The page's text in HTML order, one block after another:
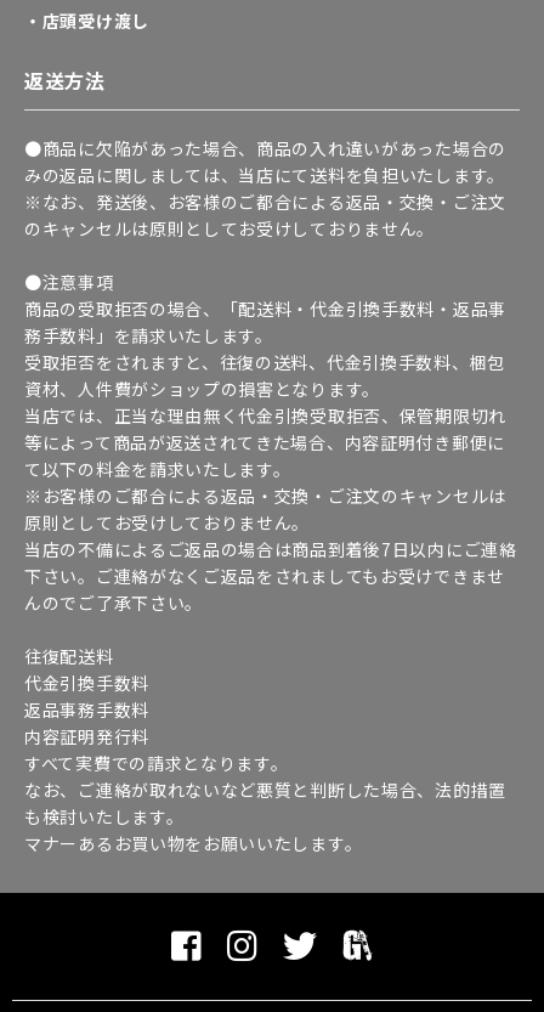
・店頭受け渡し
返送方法
●商品に欠陥があった場合、商品の入れ違いがあった場合の
みの返品に関しましては、当店にて送料を負担いたします。
※なお、発送後、お客様のご都合による返品・交換・ご注文
のキャンセルは原則としてお受けしておりません。
●注意事項
商品の受取拒否の場合、「配送料・代金引換手数料・返品事
務手数料」を請求いたします。
受取拒否をされますと、往復の送料、代金引換手数料、梱包
資材、人件費がショップの損害となります。
当店では、正当な理由無く代金引換受取拒否、保管期限切れ
等によって商品が返送されてきた場合、内容証明付き郵便に
て以下の料金を請求いたします。
※お客様のご都合による返品・交換・ご注文のキャンセルは
原則としてお受けしておりません。
当店の不備によるご返品の場合は商品到着後7日以内にご連絡
下さい。ご連絡がなくご返品をされましてもお受けできませ
んのでご了承下さい。
往復配送料
代金引換手数料
返品事務手数料
内容証明発行料
すべて実費での請求となります。
なお、ご連絡が取れないなど悪質と判断した場合、法的措置
も検討いたします。
マナーあるお買い物をお願いいたします。